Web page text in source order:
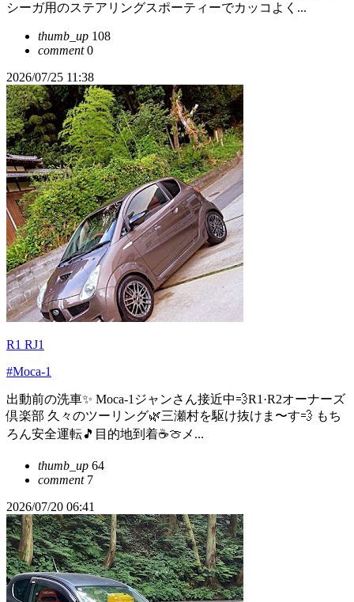
シーガ用のステアリングスポーティーでカッコよく...
thumb_up 108
comment0
2026/07/25 11:38
R1 RJ1
#Moca-1
出動前の洗車✨ Moca-1ジャンさん接近中💨R1·R2オーナーズ
倶楽部 久々のツーリング🌿三瀬村を駆け抜けま〜す💨 もち
ろん安全運転🎵目的地到着☕️🍈メ...
thumb_up 64
comment7
2026/07/20 06:41